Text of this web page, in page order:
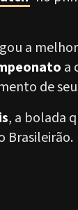
a
a
de
, a bolada
Brasileirão.